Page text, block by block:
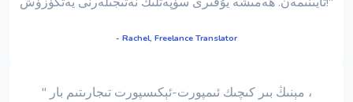
- Rachel, Freelance Translator
" مېنىڭ بىر كىچىك ئىمپورت-ئېكىسپورت تىجارىتىم بار ،